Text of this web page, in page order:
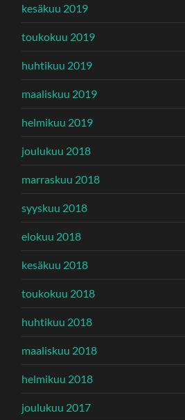
kesäkuu 2019
toukokuu 2019
huhtikuu 2019
maaliskuu 2019
helmikuu 2019
joulukuu 2018
marraskuu 2018
syyskuu 2018
elokuu 2018
kesäkuu 2018
toukokuu 2018
huhtikuu 2018
maaliskuu 2018
helmikuu 2018
joulukuu 2017